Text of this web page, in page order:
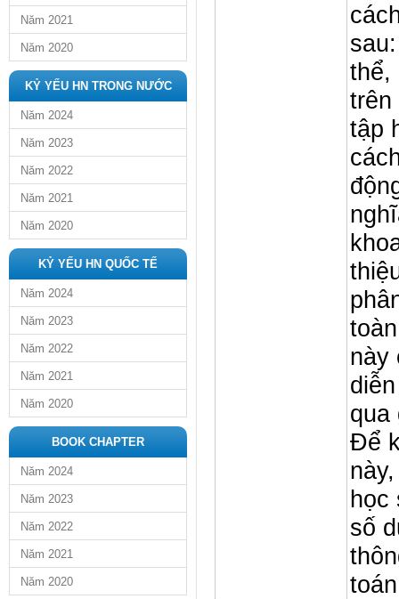
Năm 2021
Năm 2020
KỶ YẾU HN TRONG NƯỚC
Năm 2024
Năm 2023
Năm 2022
Năm 2021
Năm 2020
KỶ YẾU HN QUỐC TẾ
Năm 2024
Năm 2023
Năm 2022
Năm 2021
Năm 2020
BOOK CHAPTER
Năm 2024
Năm 2023
Năm 2022
Năm 2021
Năm 2020
thể,
trên
tập
này
qua
Để
học
số